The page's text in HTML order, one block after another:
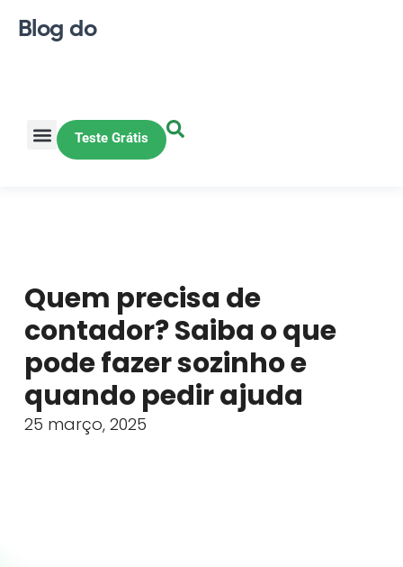
Blog do
Teste Grátis
Quem precisa de
contador? Saiba o que
pode fazer sozinho e
quando pedir ajuda
25 março, 2025